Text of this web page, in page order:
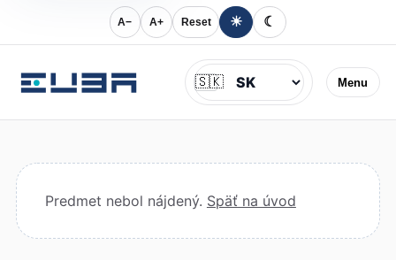
A− A+ Reset ☀ ☾
Menu
Jazyk
🇸🇰
Predmet nebol nájdený. Späť na úvod